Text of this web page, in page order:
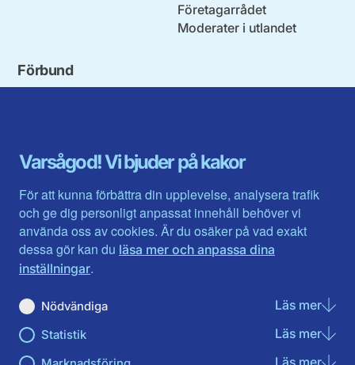
Varsågod! Vi bjuder på kakor
För att kunna förbättra din upplevelse, analysera trafik
och ge dig personligt anpassat innehåll behöver vi
använda oss av cookies. Är du osäker på vad exakt
dessa gör kan du läsa mer och anpassa dina
inställningar.
Nödvändiga Läs merom
Statistik Läs merom
Läs merom
Företagarrådet
Moderater i utlandet
Förbund
Gävleborg
Halland
Jämtlands län
Jönköpings län
Kalmar län
Kronobergs län
Norrbotten
Skåne län
Värmlands län
Västerbotten
Västra Götaland
Västernorrland
Västmanland
Örebro län
Östergötland
Du hittar oss här på sociala medier
Facebook
Instagram